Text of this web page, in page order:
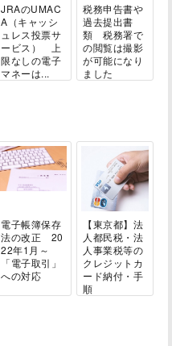
JRAのUMAC
A（キャッシ
ュレス投票サ
ービス） 上
限なしの電子
マネーは...
税務申告書や
過去提出書
類 税務署で
の閲覧は撮影
が可能になり
ました
電子帳簿保存
法の改正 20
22年1月～
「電子取引」
への対応
【東京都】法
人都民税・法
人事業税等の
クレジットカ
ード納付・手
順